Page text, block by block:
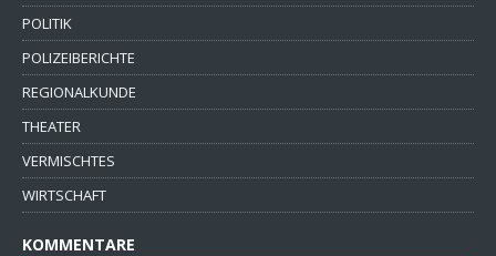
POLITIK
POLIZEIBERICHTE
REGIONALKUNDE
THEATER
VERMISCHTES
WIRTSCHAFT
KOMMENTARE